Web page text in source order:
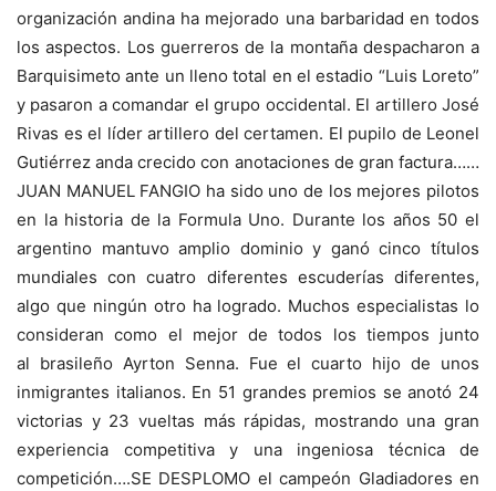
organización andina ha mejorado una barbaridad en todos
los aspectos. Los guerreros de la montaña despacharon a
Barquisimeto ante un lleno total en el estadio “Luis Loreto”
y pasaron a comandar el grupo occidental. El artillero José
Rivas es el líder artillero del certamen. El pupilo de Leonel
Gutiérrez anda crecido con anotaciones de gran factura……
JUAN MANUEL FANGIO ha sido uno de los mejores pilotos
en la historia de la Formula Uno. Durante los años 50 el
argentino mantuvo amplio dominio y ganó cinco títulos
mundiales con cuatro diferentes escuderías diferentes,
algo que ningún otro ha logrado. Muchos especialistas lo
consideran como el mejor de todos los tiempos junto
al brasileño Ayrton Senna. Fue el cuarto hijo de unos
inmigrantes italianos. En 51 grandes premios se anotó 24
victorias y 23 vueltas más rápidas, mostrando una gran
experiencia competitiva y una ingeniosa técnica de
competición….SE DESPLOMO el campeón Gladiadores en